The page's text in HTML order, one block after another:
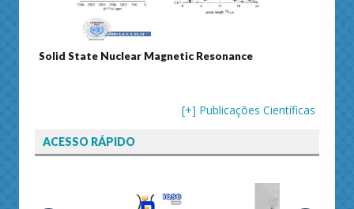
Solid State Nuclear Magnetic Resonance
[+] Publicações Científicas
ACESSO RÁPIDO